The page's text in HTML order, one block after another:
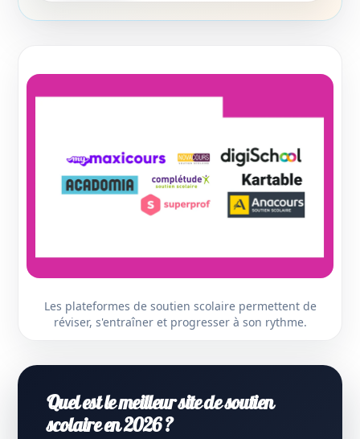
Les plateformes de soutien scolaire permettent de
réviser, s'entraîner et progresser à son rythme.
Quel est le meilleur site de soutien
scolaire en 2026 ?